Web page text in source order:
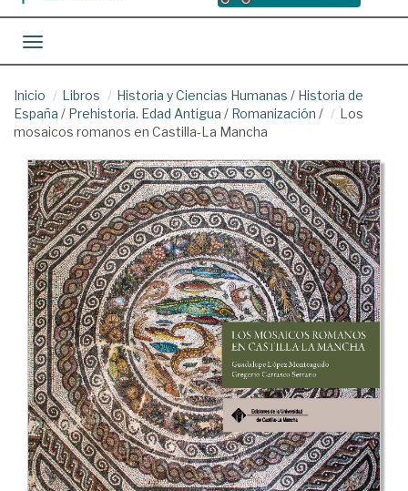
Toggle navigation
Inicio Libros Historia y Ciencias Humanas / Historia de
España / Prehistoria. Edad Antigua / Romanización /
Los
mosaicos romanos en Castilla-La Mancha